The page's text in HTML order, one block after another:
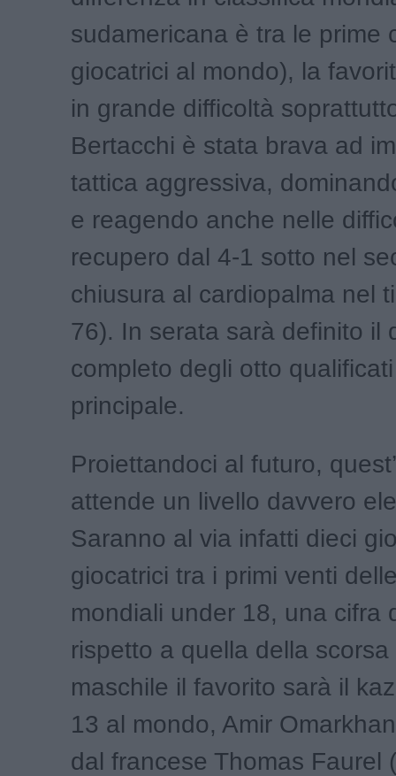
sudamericana è tra le prime
giocatrici al mondo), la
in grande difficoltà
Bertacchi è stata brava ad
tattica aggressiva,
e reagendo anche nelle
recupero dal 4-1 sotto nel
chiusura al cardiopalma nel
76). In serata sarà definito il
completo degli otto
principale.
Proiettandoci al futuro,
attende un livello davvero
Saranno al via infatti dieci
giocatrici tra i primi venti
mondiali under 18, una cifra
rispetto a quella della
maschile il favorito sarà il
13 al mondo, Amir
dal francese Thomas Faurel